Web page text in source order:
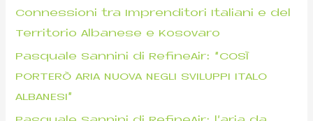
Connessioni tra Imprenditori Italiani e del
Territorio Albanese e Kosovaro
Pasquale Sannini di RefineAir: “COSÌ
PORTERÒ ARIA NUOVA NEGLI SVILUPPI ITALO
ALBANESI”